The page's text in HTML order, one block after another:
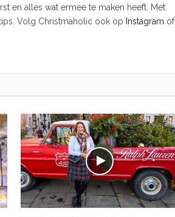
en alles wat ermee te maken heeft. Met
Volg Christmaholic ook op Instagram of